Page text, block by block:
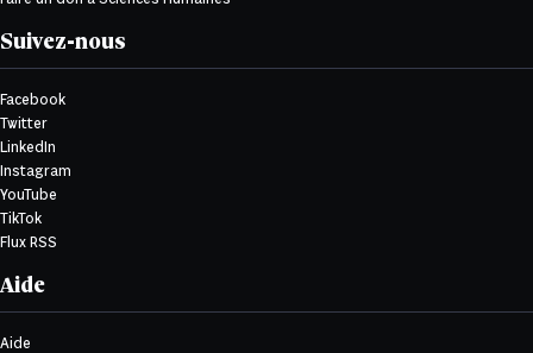
Suivez-nous
Facebook
Twitter
LinkedIn
Instagram
YouTube
TikTok
Flux RSS
Aide
Aide